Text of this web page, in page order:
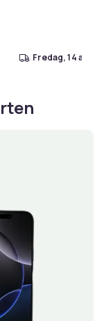
fredag, 14 aug.